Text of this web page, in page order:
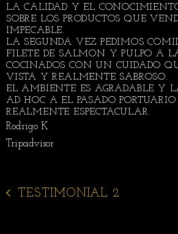
LA CALIDAD Y EL
SOBRE LOS PRODUCTOS QUE
IMPECABLE.
LA SEGUNDA VEZ PEDIMOS
FILETE DE SALMON Y PULPO A
COCINADOS CON UN CUIDADO
VISTA Y REALMENTE SABROSO.
EL AMBIENTE ES AGRADABLE Y
AD HOC A EL PASADO
REALMENTE ESPECTACULAR.
Rodrigo K
Tripadvisor
TESTIMONIAL 2